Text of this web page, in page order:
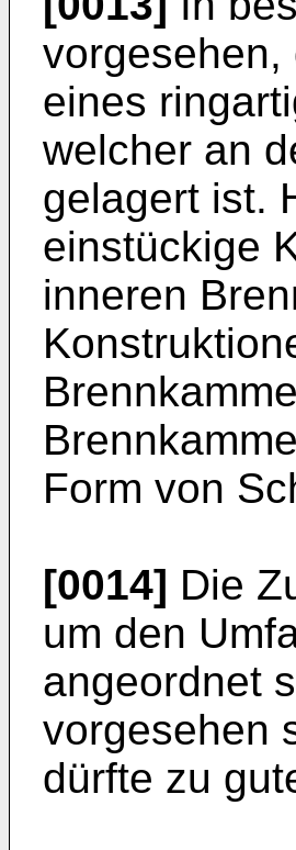
vorgesehen,
eines
welcher an
gelagert ist.
einstückige
inneren
Form von
[0014] Die
um den
angeordnet
vorgesehen
dürfte zu